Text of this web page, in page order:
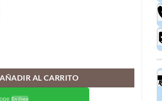
AÑADIR AL CARRITO
En línea